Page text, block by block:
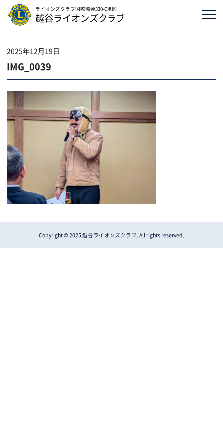
ライオンズクラブ国際協会330-C地区
越谷ライオンズクラブ
2025年12月19日
IMG_0039
Copyright © 2025 越谷ライオンズクラブ. All rights reserved.